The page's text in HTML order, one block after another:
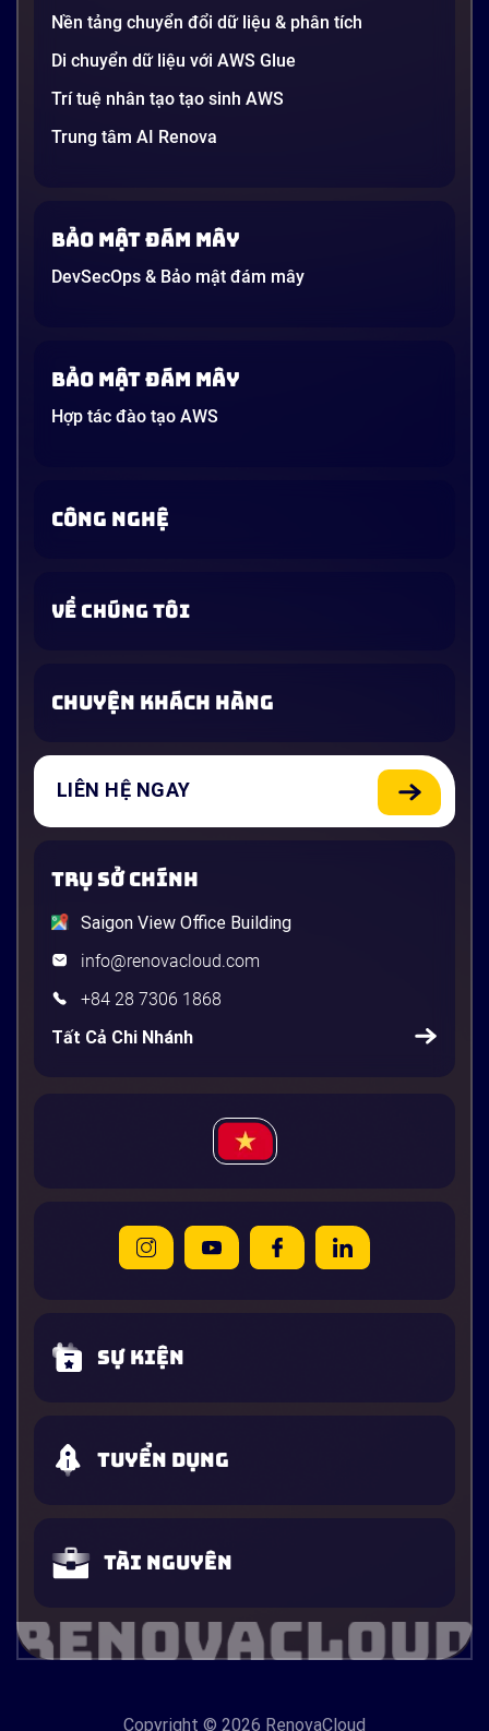
Nền tảng chuyển đổi dữ liệu & phân tích
Di chuyển dữ liệu với AWS Glue
Trí tuệ nhân tạo tạo sinh AWS
Trung tâm AI Renova
Bảo mật đám mây
DevSecOps & Bảo mật đám mây
Bảo mật đám mây
Hợp tác đào tạo AWS
CÔNG NGHỆ
VỀ CHÚNG TÔI
CHUYỆN KHÁCH HÀNG
LIÊN HỆ NGAY
TRỤ SỞ CHÍNH
Saigon View Office Building
info@renovacloud.com
+84 28 7306 1868
Tất Cả Chi Nhánh
Sự kiện
Tuyển dụng
Tài nguyên
Copyright © 2026 RenovaCloud